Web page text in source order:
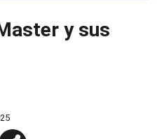
y sus